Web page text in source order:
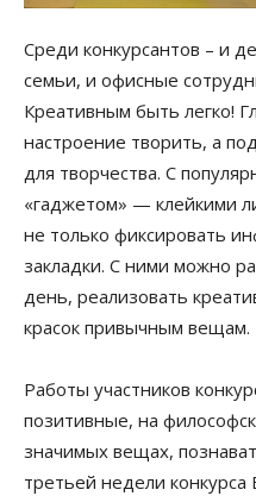
Среди конкурсантов – и
семьи, и офисные
Креативным быть легко!
настроение творить, а
для творчества. С
«гаджетом» — клейкими
не только фиксировать
закладки. С ними можно
день, реализовать
красок привычным вещам.
Работы участников
позитивные, на
значимых вещах,
третьей недели конкурса